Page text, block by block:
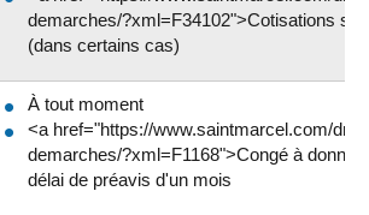
demarches/?xml=F34102">Cotisations
(dans certains cas)
À tout moment
<a href="https://www.saintmarcel.com/
demarches/?xml=F1168">Congé à
délai de préavis d'un mois